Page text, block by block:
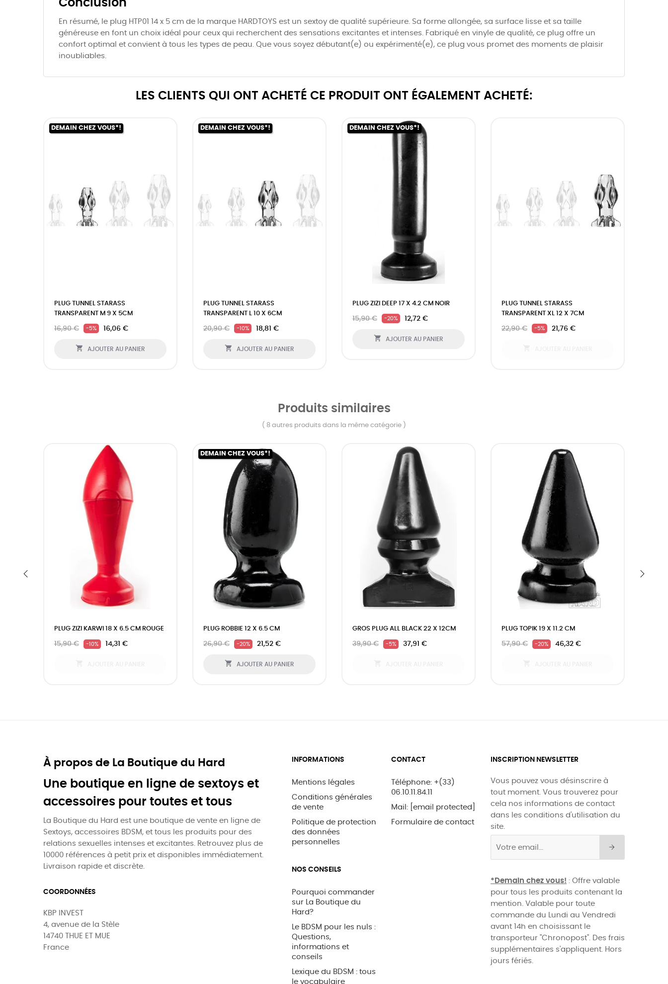
Conclusion
En résumé, le plug HTP01 14 x 5 cm de la marque HARDTOYS est un sextoy de qualité supérieure. Sa forme allongée, sa surface lisse et sa taille
généreuse en font un choix idéal pour ceux qui recherchent des sensations excitantes et intenses. Fabriqué en vinyle de qualité, ce plug offre un
confort optimal et convient à tous les types de peau. Que vous soyez débutant(e) ou expérimenté(e), ce plug vous promet des moments de plaisir
inoubliables.
LES CLIENTS QUI ONT ACHETÉ CE PRODUIT ONT ÉGALEMENT ACHETÉ:
DEMAIN CHEZ VOUS*!
PLUG TUNNEL STARASS
TRANSPARENT M 9 X 5CM
16,90 € -5% 16,06 €
 AJOUTER AU PANIER
DEMAIN CHEZ VOUS*!
PLUG TUNNEL STARASS
TRANSPARENT L 10 X 6CM
20,90 € -10% 18,81 €
 AJOUTER AU PANIER
DEMAIN CHEZ VOUS*!
PLUG ZIZI DEEP 17 X 4.2 CM NOIR
15,90 € -20% 12,72 €
 AJOUTER AU PANIER
PLUG TUNNEL STARASS
TRANSPARENT XL 12 X 7CM
22,90 € -5% 21,76 €
Produits similaires
( 8 autres produits dans la même catégorie )
PLUG ZIZI KARWI 18 X 6.5 CM ROUGE
15,90 € -10% 14,31 €
DEMAIN CHEZ VOUS*!
PLUG ROBBIE 12 X 6.5 CM
26,90 € -20% 21,52 €
 AJOUTER AU PANIER
GROS PLUG ALL BLACK 22 X 12CM
39,90 € -5% 37,91 €
PLUG TOPIK 19 X 11.2 CM
57,90 € -20% 46,32 €
À propos de La Boutique du Hard
Une boutique en ligne de sextoys et
accessoires pour toutes et tous
La Boutique du Hard est une boutique de vente en ligne de
Sextoys, accessoires BDSM, et tous les produits pour des
relations sexuelles intenses et excitantes. Retrouvez plus de
10000 références à petit prix et disponibles immédiatement.
Livraison rapide et discrète.
COORDONNÉES
KBP INVEST
4, avenue de la Stèle
14740 THUE ET MUE
France
INFORMATIONS
Mentions légales
Conditions générales
de vente
Politique de protection
des données
personnelles
NOS CONSEILS
Pourquoi commander
sur La Boutique du
Hard?
Le BDSM pour les nuls :
Questions,
informations et
conseils
Lexique du BDSM : tous
le vocabulaire
CONTACT
Téléphone: +(33)
06.10.11.84.11
Mail:
[email protected]
Formulaire de contact
INSCRIPTION NEWSLETTER
Vous pouvez vous désinscrire à
tout moment. Vous trouverez pour
cela nos informations de contact
dans les conditions d'utilisation du
site.
*Demain chez vous! : Offre valable
pour tous les produits contenant la
mention. Valable pour toute
commande du Lundi au Vendredi
avant 14h en choisissant le
transporteur "Chronopost". Des frais
supplémentaires s'appliquent. Hors
jours fériés.